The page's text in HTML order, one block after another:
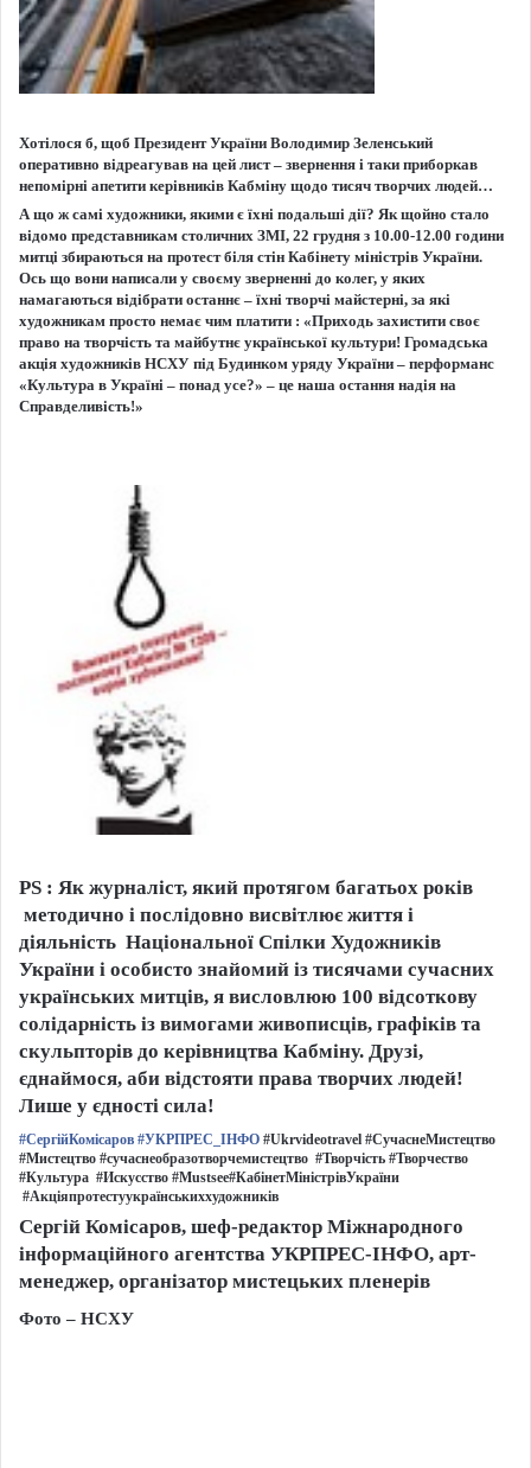
Хотілося б, щоб Президент України Володимир Зеленський
оперативно відреагував на цей лист – звернення і таки приборкав
непомірні апетити керівників Кабміну щодо тисяч творчих людей…
А що ж самі художники, якими є їхні подальші дії? Як щойно стало
відомо представникам столичних ЗМІ, 22 грудня з 10.00-12.00 години
митці збираються на протест біля стін Кабінету міністрів України.
Ось що вони написали у своєму зверненні до колег, у яких
намагаються відібрати останнє – їхні творчі майстерні, за які
художникам просто немає чим платити : «Приходь захистити своє
право на творчість та майбутнє української культури! Громадська
акція художників НСХУ під Будинком уряду України – перформанс
«Культура в Україні – понад усе?» – це наша остання надія на
Справделивість!»
PS : Як журналіст, який протягом багатьох років
методично і послідовно висвітлює життя і
діяльність Національної Спілки Художників
України і особисто знайомий із тисячами сучасних
українських митців, я висловлюю 100 відсоткову
солідарність із вимогами живописців, графіків та
скульпторів до керівництва Кабміну. Друзі,
єднаймося, аби відстояти права творчих людей!
Лише у єдності сила!
#СергійКомісаров #УКРПРЕС_ІНФО #Ukrvideotravel #СучаснеМистецтво
#Мистецтво #сучаснеобразотворчемистецтво #Творчість #Творчество
#Культура #Искусство #Mustsee#КабінетМіністрівУкраїни
#Акціяпротестуукраїнськиххудожників
Сергій Комісаров, шеф-редактор Міжнародного
інформаційного агентства УКРПРЕС-ІНФО, арт-
менеджер, організатор мистецьких пленерів
Фото – НСХУ